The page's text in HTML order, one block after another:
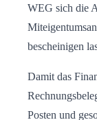
WEG sich die
bescheinigen
Damit das
Posten und